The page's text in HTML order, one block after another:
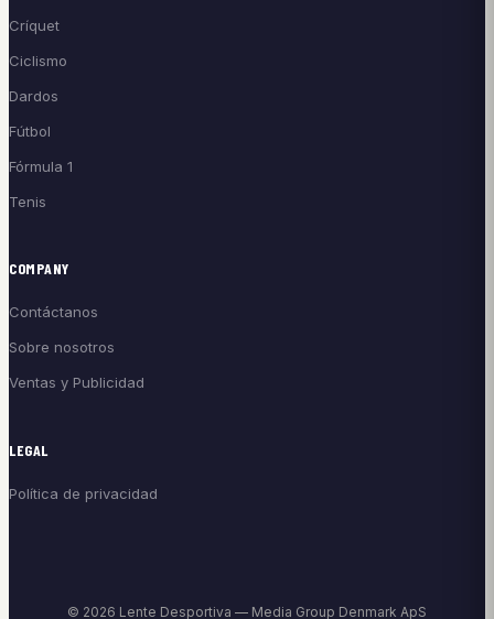
Críquet
Ciclismo
Dardos
Fútbol
Fórmula 1
Tenis
COMPANY
Contáctanos
Sobre nosotros
Ventas y Publicidad
LEGAL
Política de privacidad
© 2026 Lente Desportiva — Media Group Denmark ApS